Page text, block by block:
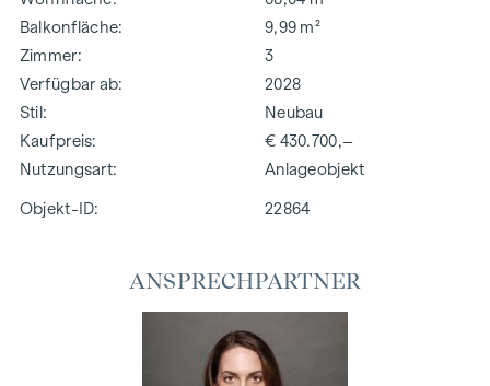
Balkonfläche
9,99 m²
Zimmer
3
Verfügbar ab
2028
Stil
Neubau
Kaufpreis
€ 430.700,–
Nutzungsart
Anlageobjekt
Objekt-ID: 22864
ANSPRECHPARTNER